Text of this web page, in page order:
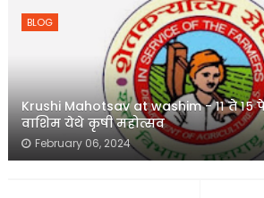
BLOG
Krushi Mahotsav at washim - ११ ते १५
वाशिम येथे कृषी महोत्सव
February 06, 2024